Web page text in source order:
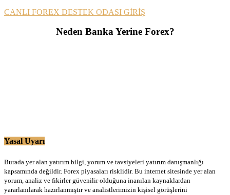
CANLI FOREX DESTEK ODASI GİRİŞ
Neden Banka Yerine Forex?
Yasal Uyarı
Burada yer alan yatırım bilgi, yorum ve tavsiyeleri yatırım danışmanlığı
kapsamında değildir. Forex piyasaları risklidir. Bu internet sitesinde yer alan
yorum, analiz ve fikirler güvenilir olduğuna inanılan kaynaklardan
yararlanılarak hazırlanmıştır ve analistlerimizin kişisel görüşlerini